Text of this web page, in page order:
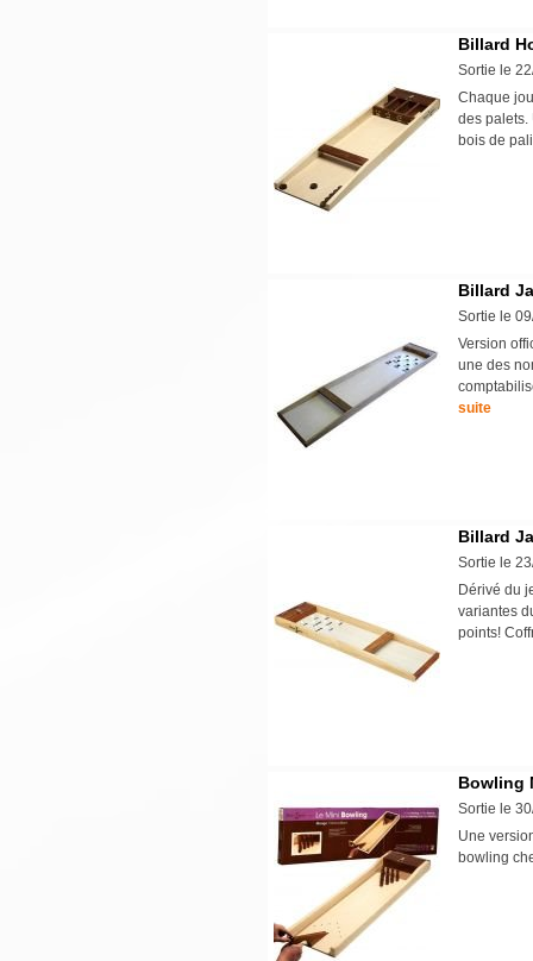
Billard
Sortie le
Chaque
des palets.
bois de
Billard
Sortie le
Version
une des
suite
Billard
Sortie le
Dérivé du
variantes
points!
Bowling
Sortie le
Une
bowling